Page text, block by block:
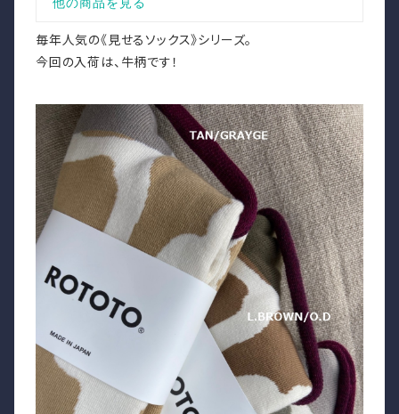
毎年人気の《見せるソックス》シリーズ。
今回の入荷は、牛柄です！